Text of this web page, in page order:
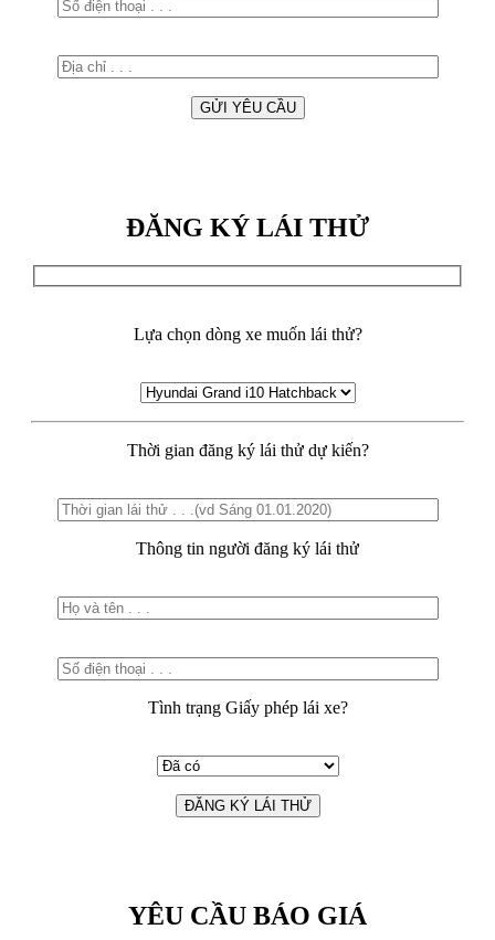
ĐĂNG KÝ LÁI THỬ
Lựa chọn dòng xe muốn lái thử?
Thời gian đăng ký lái thử dự kiến?
Thông tin người đăng ký lái thử
Tình trạng Giấy phép lái xe?
YÊU CẦU BÁO GIÁ